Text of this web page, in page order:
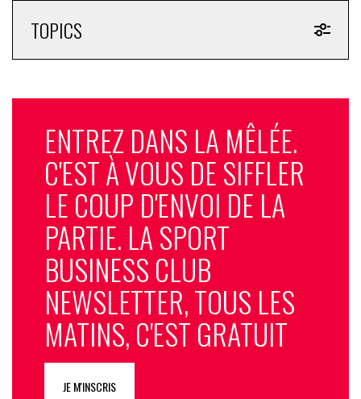
TOPICS
ENTREZ DANS LA MÊLÉE.
C'EST À VOUS DE SIFFLER
LE COUP D'ENVOI DE LA
PARTIE. LA SPORT
BUSINESS CLUB
NEWSLETTER, TOUS LES
MATINS, C'EST GRATUIT
JE M'INSCRIS